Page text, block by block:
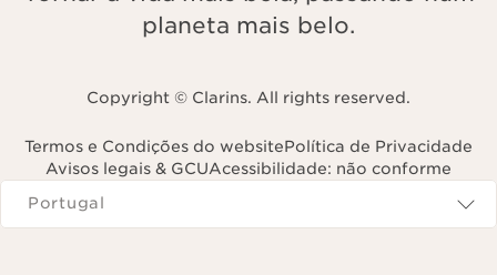
planeta mais belo.
Copyright © Clarins. All rights reserved.
Termos e Condições do websitePolítica de Privacidade
Avisos legais & GCUAcessibilidade: não conforme
Navega para
Portugal